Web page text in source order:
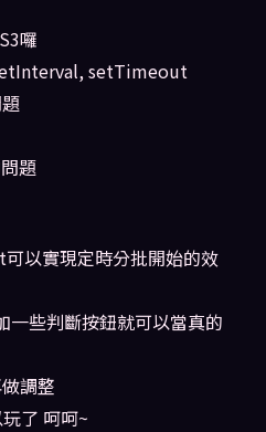
囉
setTimeout
題
以實現定時分批開始的效
一些判斷按鈕就可以當真的
調整
了 呵呵~